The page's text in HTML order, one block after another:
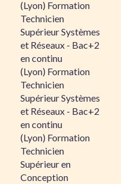
(Lyon) Formation
Technicien
Supérieur Systèmes
et Réseaux - Bac+2
en continu
(Lyon) Formation
Technicien
Supérieur Systèmes
et Réseaux - Bac+2
en continu
(Lyon) Formation
Technicien
Supérieur en
Conception